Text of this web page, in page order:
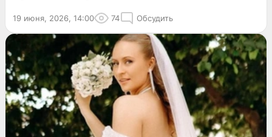
19 июня, 2026, 14:00 74 Обсудить